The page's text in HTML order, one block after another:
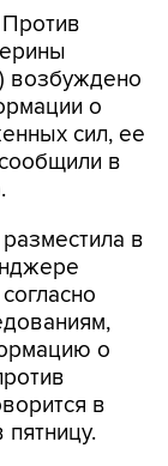
) возбуждено
о
сил, ее
в
в
о
в
с этим